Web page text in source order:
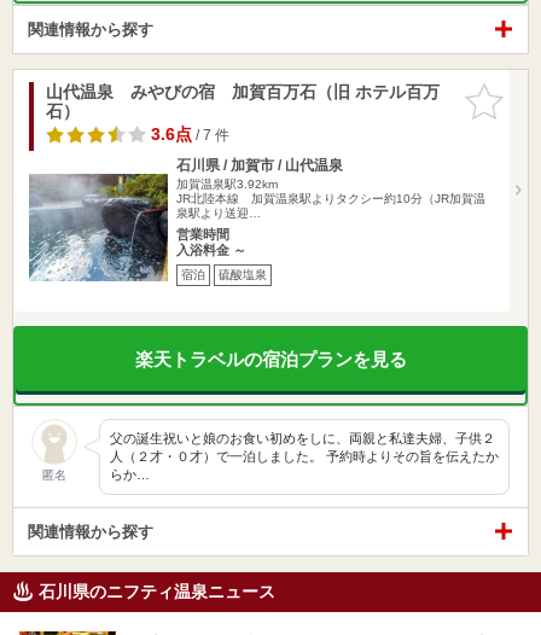
関連情報から探す
お気に入
りに追加
山代温泉 みやびの宿 加賀百万石（旧 ホテル百万
石）
3.6点/ 7 件
石川県 / 加賀市 / 山代温泉
加賀温泉駅3.92km
JR北陸本線 加賀温泉駅よりタクシー約10分（JR加賀温
泉駅より送迎…
営業時間
入浴料金 ～
宿泊 硫酸塩泉
楽天トラベルの宿泊プランを見る
匿名
父の誕生祝いと娘のお食い初めをしに、両親と私達夫婦、子供２
人（２才・０才）で一泊しました。 予約時よりその旨を伝えたか
らか…
関連情報から探す
石川県のニフティ温泉ニュース